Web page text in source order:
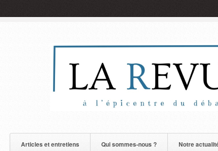
Articles et entretiens Qui sommes-nous ? Notre